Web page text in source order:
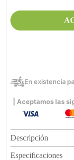
En existencia
| Aceptamos las
Descripción
Especificaciones